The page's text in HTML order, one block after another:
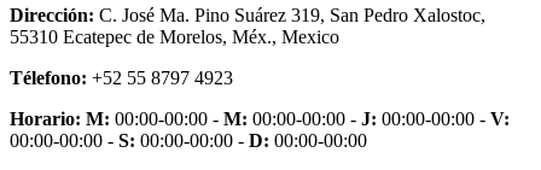
Dirección: C. José Ma. Pino Suárez 319, San Pedro Xalostoc,
55310 Ecatepec de Morelos, Méx., Mexico
Télefono: +52 55 8797 4923
Horario: M: 00:00-00:00 - M: 00:00-00:00 - J: 00:00-00:00 - V:
00:00-00:00 - S: 00:00-00:00 - D: 00:00-00:00